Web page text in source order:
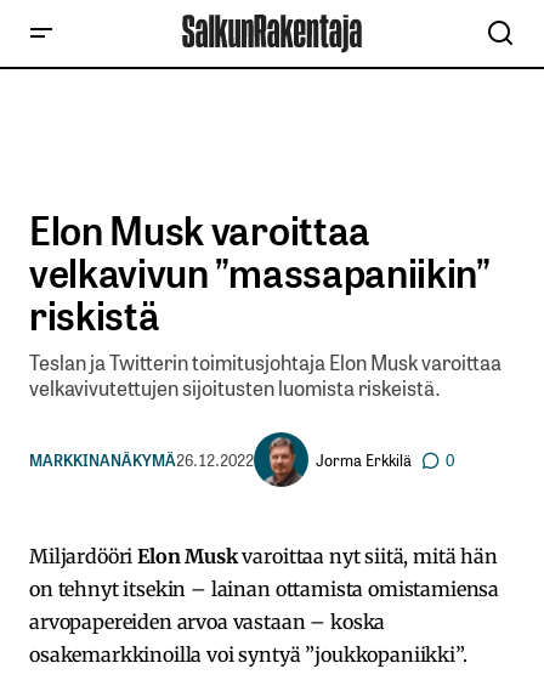
Elon Musk varoittaa
velkavivun ”massapaniikin”
riskistä
Teslan ja Twitterin toimitusjohtaja Elon Musk varoittaa
velkavivutettujen sijoitusten luomista riskeistä.
MARKKINANÄKYMÄ26.12.2022 Jorma Erkkilä 0
MiljardööriElon Muskvaroittaa nyt siitä, mitä hän
on tehnyt itsekin – lainan ottamista omistamiensa
arvopapereiden arvoa vastaan – koska
osakemarkkinoilla voi syntyä ”joukkopaniikki”.